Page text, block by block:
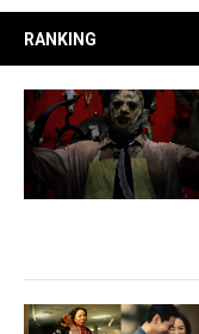
RANKING